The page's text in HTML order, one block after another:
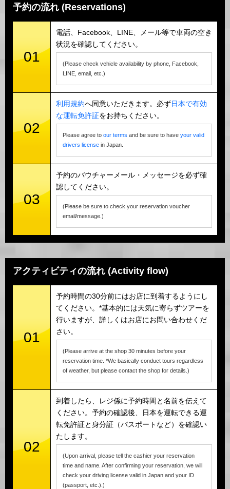
予約の流れ (Reservations)
01
電話、Facebook、LINE、メール等で車両の空き
状況を確認してください。
(Please check vehicle availability by phone, Facebook,
LINE, email, etc.)
02
利用規約へ同意いただきます。必ず日本で有効
な運転免許証をお持ちください。
Please agree to our terms and be sure to have your valid
drivers license in Japan.
03
予約のバウチャーメール・メッセージを必ず確
認してください。
(Please be sure to check your reservation voucher
email/message.)
アクティビティの流れ (Activity flow)
01
予約時間の30分前にはお店に到着するようにし
てください。*基本的には天気に寄らずツアーを
行いますが、詳しくはお店にお問い合わせくだ
さい。
(Please arrive at the shop 30 minutes before your
reservation time. *We basically conduct tours regardless
of weather, but please contact the shop for details.)
02
到着したら、レジ係に予約時間と名前を伝えて
ください。予約の確認後、日本を運転できる運
転免許証と身分証（パスポートなど）を確認い
たします。
(Upon arrival, please tell the cashier your reservation
time and name. After confirming your reservation, we will
check your driving license valid in Japan and your ID
(passport, etc.).)